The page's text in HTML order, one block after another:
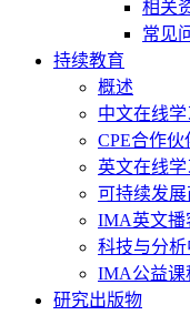
相关
常见
持续教育
概述
中文在线
CPE合作伙
英文在线
可持续发
IMA英文播
科技与分
IMA公益课
研究出版物